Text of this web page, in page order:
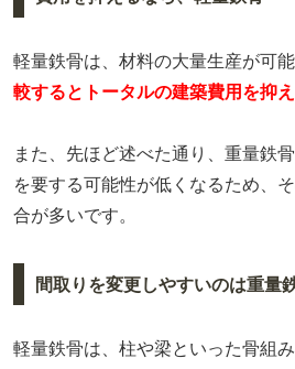
軽量鉄骨は、材料の大量生産が可能
較するとトータルの建築費用を抑
また、先ほど述べた通り、重量鉄
を要する可能性が低くなるため、
合が多いです。
間取りを変更しやすいのは重量
軽量鉄骨は、柱や梁といった骨組